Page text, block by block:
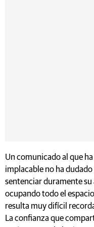
Un comunicado al que
implacable no ha dudado
sentenciar duramente
ocupando todo el
resulta muy difícil
La confianza que